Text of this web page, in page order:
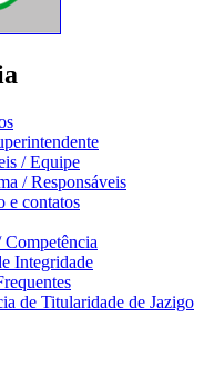
/ Equipe
/ Responsáveis
e contatos
Integridade
de Titularidade de Jazigo